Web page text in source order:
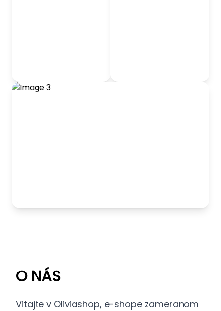
O NÁS
Vitajte v Oliviashop, e-shope zameranom